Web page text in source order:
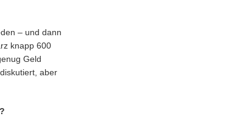
– und dann
knapp 600
Geld
aber